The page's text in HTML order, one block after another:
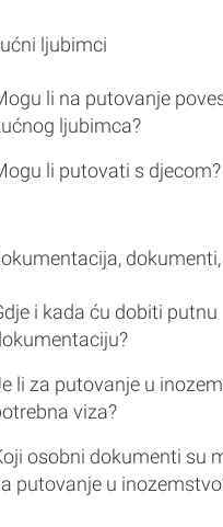
ljubimci
li na putovanje
ljubimca?
li putovati s djecom?
i kada ću dobiti putnu
li za putovanje u
viza?
osobni dokumenti su
putovanje u